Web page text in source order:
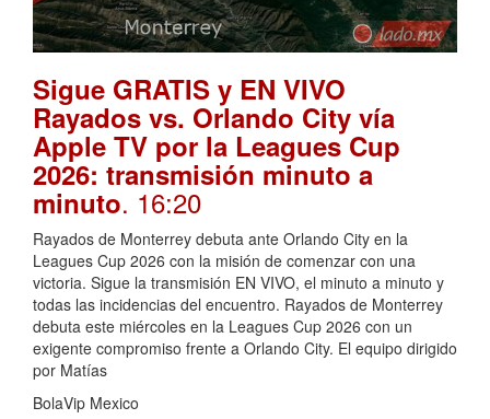
Sigue GRATIS y EN VIVO
Rayados vs. Orlando City vía
Apple TV por la Leagues Cup
2026: transmisión minuto a
minuto. 16:20
Rayados de Monterrey debuta ante Orlando City en la
Leagues Cup 2026 con la misión de comenzar con una
victoria. Sigue la transmisión EN VIVO, el minuto a minuto y
todas las incidencias del encuentro. Rayados de Monterrey
debuta este miércoles en la Leagues Cup 2026 con un
exigente compromiso frente a Orlando City. El equipo dirigido
por Matías
BolaVip Mexico